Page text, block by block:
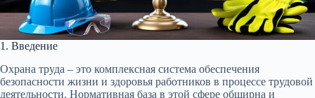
1. Введение
Охрана труда – это комплексная система обеспечения
безопасности жизни и здоровья работников в процессе трудовой
деятельности. Нормативная база в этой сфере обширна и